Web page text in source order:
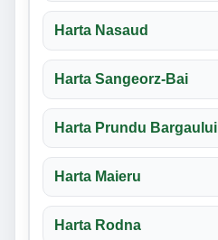
Harta Nasaud
Harta Sangeorz-Bai
Harta Prundu Bargaului
Harta Maieru
Harta Rodna